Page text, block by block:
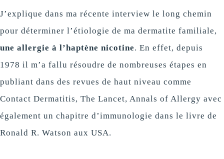
J’explique dans ma récente interview le long chemin
pour déterminer l’étiologie de ma dermatite familiale,
une allergie à l’haptène nicotine. En effet, depuis
1978 il m’a fallu résoudre de nombreuses étapes en
publiant dans des revues de haut niveau comme
Contact Dermatitis, The Lancet, Annals of Allergy avec
également un chapitre d’immunologie dans le livre de
Ronald R. Watson aux USA.